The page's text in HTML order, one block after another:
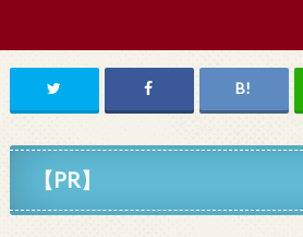
【PR】